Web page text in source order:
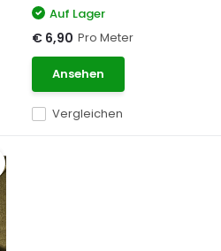
Vergleichen
Auf Lager
€ 6,90 Pro Meter
Ansehen